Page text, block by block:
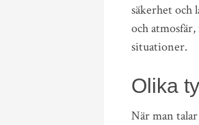
säkerhet och
och
situationer.
Olika
När man